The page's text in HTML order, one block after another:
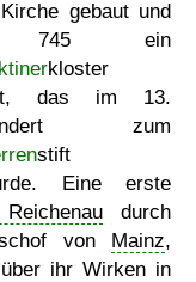
gebaut und
745 ein
kloster
das im 13.
zum
stift
Eine erste
durch
von Mainz,
ihr Wirken in